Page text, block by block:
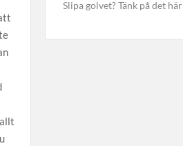
Slipa golvet? Tänk på det här